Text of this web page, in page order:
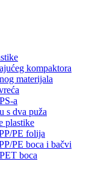
kompaktora
materijala
a
s dva puža
plastike
PE folija
PE boca i bačvi
boca